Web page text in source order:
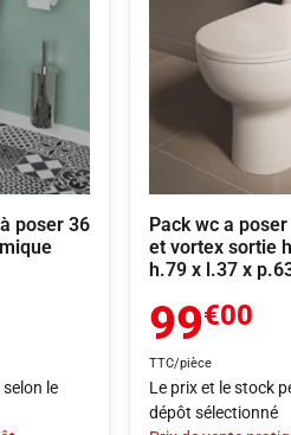
poser 36
le
Pack wc a
et vortex sortie
h.79 x l.37 x
99€00
TTC/pièce
Le prix et le stock
dépôt sélectionné